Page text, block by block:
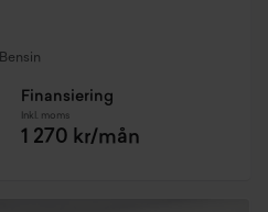
Bensin
Finansiering
Inkl. moms
1 270 kr/mån